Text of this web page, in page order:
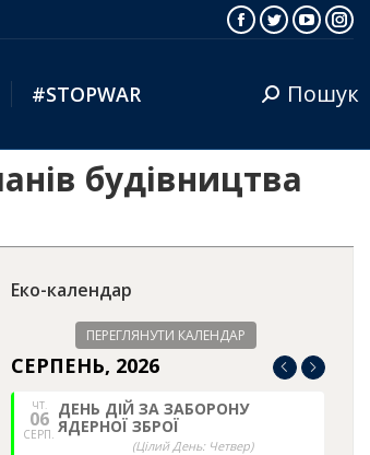
Facebook
Twitter
#STOPWAR Search:Пошук
будівництва
Еко-календар
ПЕРЕГЛЯНУТИ КАЛЕНДАР
СЕРПЕНЬ, 2026
ЧТ.
06
СЕРП.
ДЕНЬ ДІЙ ЗА ЗАБОРОНУ
ЯДЕРНОЇ ЗБРОЇ
(Цілий День: Четвер)